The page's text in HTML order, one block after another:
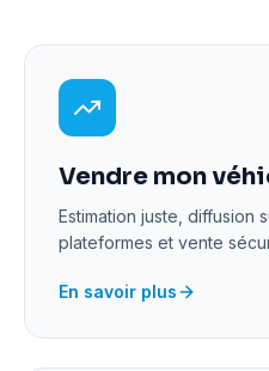
Vendre mon
Estimation juste, diffusion
plateformes et vente
En savoir plus